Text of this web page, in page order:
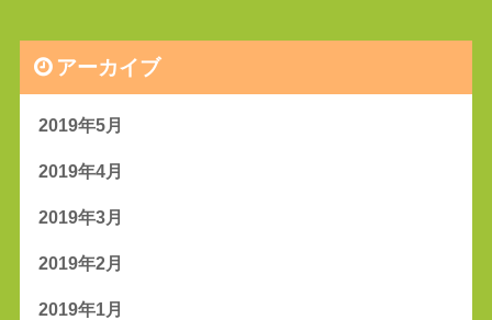
アーカイブ
2019年5月
2019年4月
2019年3月
2019年2月
2019年1月